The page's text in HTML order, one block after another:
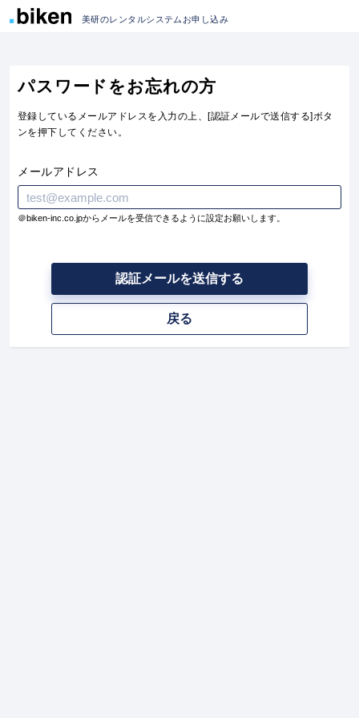
美研のレンタルシステムお申し込み
パスワードをお忘れの方
登録しているメールアドレスを入力の上、[認証メールで送信する]ボタ
ンを押下してください。
メールアドレス
＠biken-inc.co.jpからメールを受信できるように設定お願いします。
戻る
認証メールを送信する